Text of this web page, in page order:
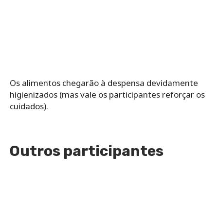
Os alimentos chegarão à despensa devidamente
higienizados (mas vale os participantes reforçar os
cuidados).
Outros participantes